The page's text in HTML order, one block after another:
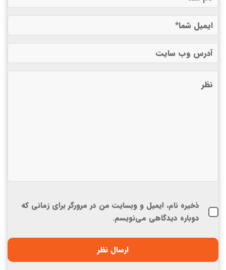
ذخیره نام، ایمیل و وبسایت من در مرورگر برای زمانی که
دوباره دیدگاهی می‌نویسم.